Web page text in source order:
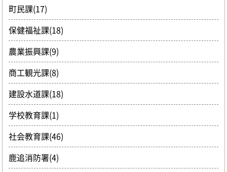
町民課(17)
保健福祉課(18)
農業振興課(9)
商工観光課(8)
建設水道課(18)
学校教育課(1)
社会教育課(46)
鹿追消防署(4)